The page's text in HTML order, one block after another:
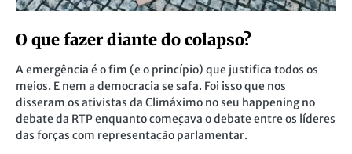
O que fazer diante do colapso?
A emergência é o fim (e o princípio) que justifica todos os
meios. E nem a democracia se safa. Foi isso que nos
disseram os ativistas da Climáximo no seu happening no
debate da RTP enquanto começava o debate entre os líderes
das forças com representação parlamentar.